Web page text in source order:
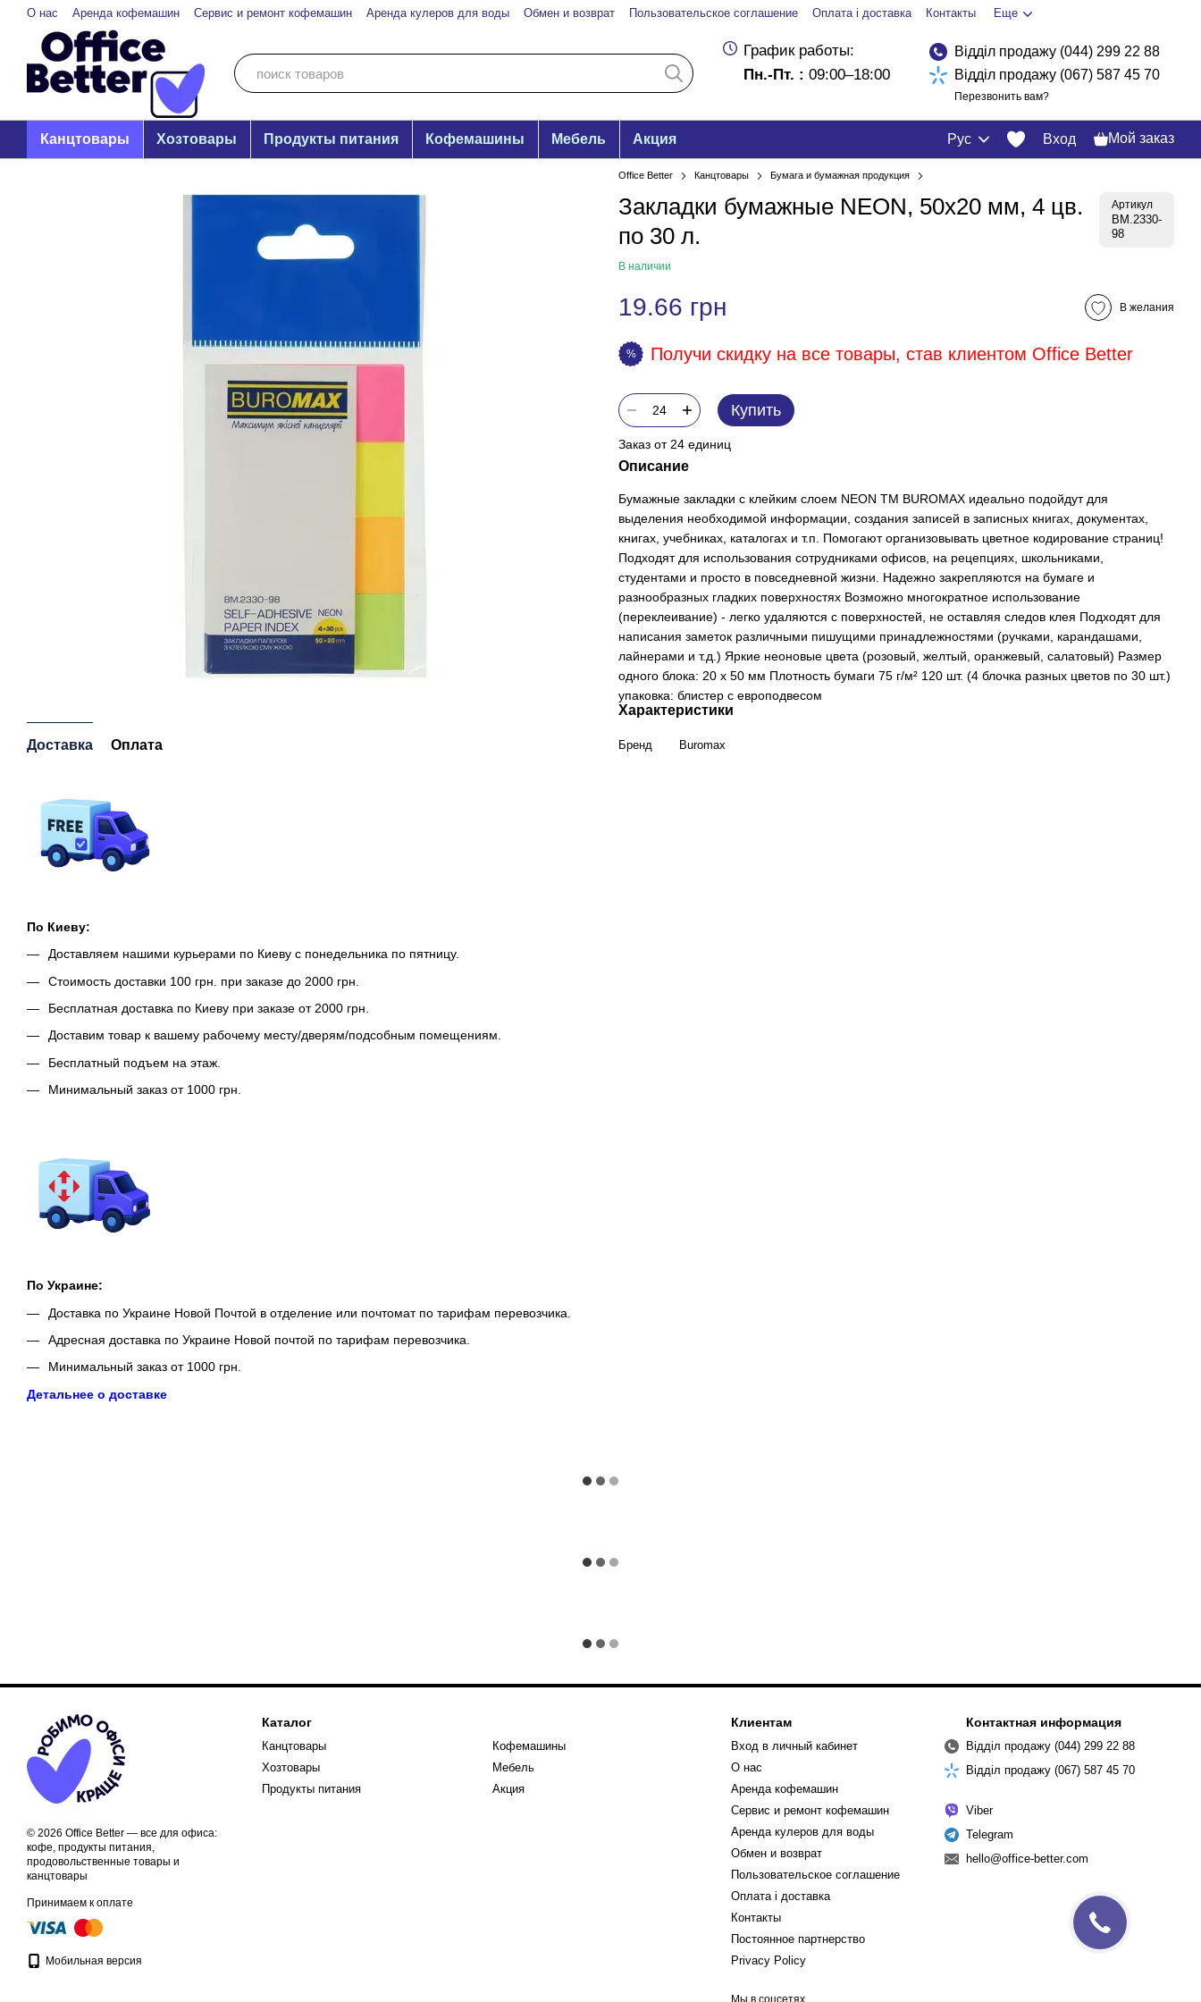
Перейти к основному контенту
О нас Аренда кофемашин Сервис и ремонт кофемашин Аренда кулеров для воды Обмен и возврат Пользовательское соглашение Оплата і доставка Контакты Еще
График работы:
Пн.-Пт. : 09:00–18:00
Відділ продажу (044) 299 22 88
Відділ продажу (067) 587 45 70
Перезвонить вам?
Канцтовары Хозтовары Продукты питания Кофемашины Мебель Акция Рус Вход Мой заказ
Доставка Оплата
По Киеву:
Доставляем нашими курьерами по Киеву с понедельника по пятницу.
Стоимость доставки 100 грн. при заказе до 2000 грн.
Бесплатная доставка по Киеву при заказе от 2000 грн.
Доставим товар к вашему рабочему месту/дверям/подсобным помещениям.
Бесплатный подъем на этаж.
Минимальный заказ от 1000 грн.
По Украине:
Доставка по Украине Новой Почтой в отделение или почтомат по тарифам перевозчика.
Адресная доставка по Украине Новой почтой по тарифам перевозчика.
Минимальный заказ от 1000 грн.
Детальнее о доставке
Office Better Канцтовары Бумага и бумажная продукция
Закладки бумажные NEON, 50x20 мм, 4 цв.
по 30 л.
Артикул
BM.2330-
98
В наличии
19.66 грн В желания
% Получи скидку на все товары, став клиентом Office Better
Купить
Заказ от 24 единиц
Описание
Бумажные закладки с клейким слоем NEON ТМ BUROMAX идеально подойдут для
выделения необходимой информации, создания записей в записных книгах, документах,
книгах, учебниках, каталогах и т.п. Помогают организовывать цветное кодирование страниц!
Подходят для использования сотрудниками офисов, на рецепциях, школьниками,
студентами и просто в повседневной жизни. Надежно закрепляются на бумаге и
разнообразных гладких поверхностях Возможно многократное использование
(переклеивание) - легко удаляются с поверхностей, не оставляя следов клея Подходят для
написания заметок различными пишущими принадлежностями (ручками, карандашами,
лайнерами и т.д.) Яркие неоновые цвета (розовый, желтый, оранжевый, салатовый) Размер
одного блока: 20 х 50 мм Плотность бумаги 75 г/м² 120 шт. (4 блочка разных цветов по 30 шт.)
упаковка: блистер с европодвесом
Характеристики
Бренд Buromax
© 2026 Office Better — все для офиса:
кофе, продукты питания,
продовольственные товары и
канцтовары
Принимаем к оплате
Мобильная версия
Каталог
Канцтовары
Хозтовары
Продукты питания
Кофемашины
Мебель
Акция
Клиентам
Вход в личный кабинет
О нас
Аренда кофемашин
Сервис и ремонт кофемашин
Аренда кулеров для воды
Обмен и возврат
Пользовательское соглашение
Оплата і доставка
Контакты
Постоянное партнерство
Privacy Policy
Мы в соцсетях
Контактная информация
Відділ продажу (044) 299 22 88
Відділ продажу (067) 587 45 70
Viber
Telegram
hello@office-better.com